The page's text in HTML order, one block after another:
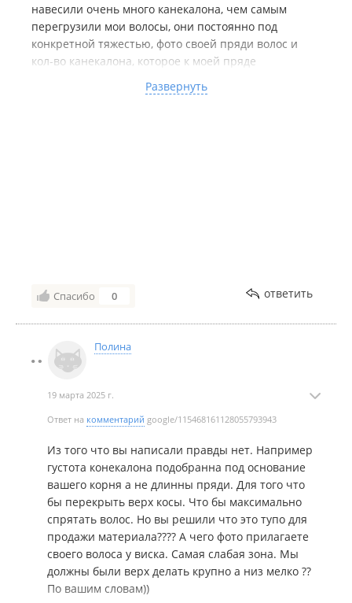
навесили очень много канекалона, чем самым
перегрузили мои волосы, они постоянно под
конкретной тяжестью, фото своей пряди волос и
кол-во канекалона, которое к моей пряде
как можно больше впихнуть кос и материала на мои
Развернуть
Спасибо 0 ответить
Полина
19 марта 2025 г.
Ответ на комментарий google/115468161128055793943
Из того что вы написали правды нет. Например
густота конекалона подобранна под основание
вашего корня а не длинны пряди. Для того что
бы перекрыть верх косы. Что бы максимально
спрятать волос. Но вы решили что это тупо для
продажи материала???? А чего фото прилагаете
своего волоса у виска. Самая слабая зона. Мы
должны были верх делать крупно а низ мелко ??
По вашим словам))